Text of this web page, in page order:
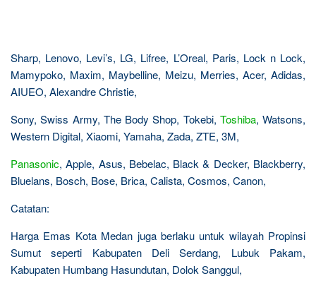
Sharp, Lenovo, Levi’s, LG, Lifree, L’Oreal, Paris, Lock n Lock,
Mamypoko, Maxim, Maybelline, Meizu, Merries, Acer, Adidas,
AIUEO, Alexandre Christie,
Sony, Swiss Army, The Body Shop, Tokebi, Toshiba, Watsons,
Western Digital, Xiaomi, Yamaha, Zada, ZTE, 3M,
Panasonic, Apple, Asus, Bebelac, Black & Decker, Blackberry,
Bluelans, Bosch, Bose, Brica, Calista, Cosmos, Canon,
Catatan:
Harga Emas Kota Medan juga berlaku untuk wilayah Propinsi
Sumut seperti Kabupaten Deli Serdang, Lubuk Pakam,
Kabupaten Humbang Hasundutan, Dolok Sanggul,